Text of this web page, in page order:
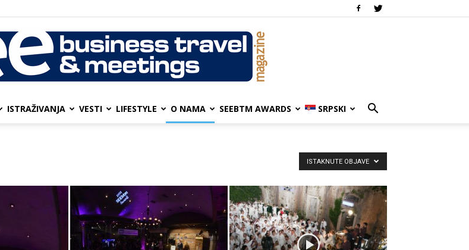
Business
ISTRAŽIVANJA VESTI LIFESTYLE О NAMA SEEBTM AWARDS SRPSKI
ISTAKNUTE OBJAVE